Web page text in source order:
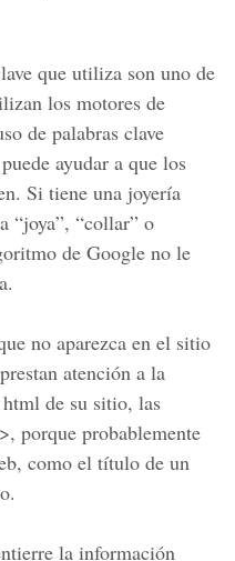
que utiliza son uno de
los motores de
de palabras clave
ayudar a que los
Si tiene una joyería
“joya”, “collar” o
de Google no le
no aparezca en el sitio
atención a la
de su sitio, las
porque probablemente
como el título de un
la información